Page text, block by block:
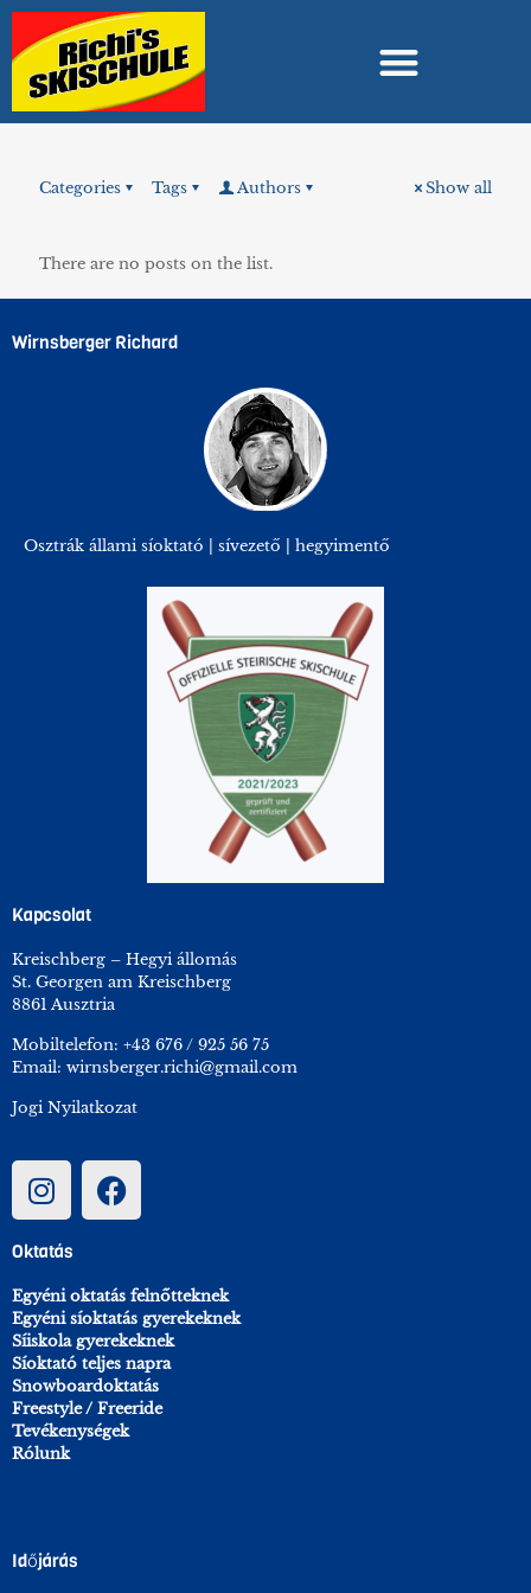
Categories Tags Authors Show all
There are no posts on the list.
Wirnsberger Richard
Osztrák állami síoktató | sívezető | hegyimentő
Kapcsolat
Kreischberg – Hegyi állomás
St. Georgen am Kreischberg
8861 Ausztria
Mobiltelefon: +43 676 / 925 56 75
Email: wirnsberger.richi@gmail.com
Jogi Nyilatkozat
Oktatás
Egyéni oktatás felnőtteknek
Egyéni síoktatás gyerekeknek
Síiskola gyerekeknek
Síoktató teljes napra
Snowboardoktatás
Freestyle / Freeride
Tevékenységek
Rólunk
Időjárás